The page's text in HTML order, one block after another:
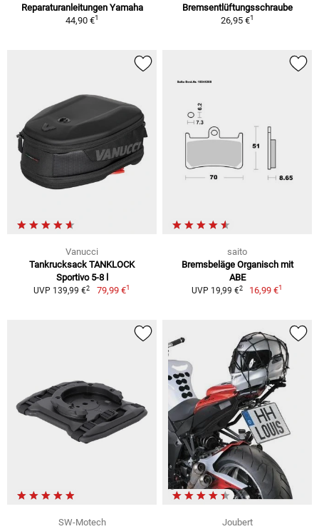
Reparaturanleitungen Yamaha
44,90 €1
Bremsentlüftungsschraube
26,95 €1
Vanucci
Tankrucksack TANKLOCK
Sportivo 5-8 l
UVP 139,99 €2 79,99 €1
saito
Bremsbeläge Organisch mit
ABE
UVP 19,99 €2 16,99 €1
SW-Motech
Joubert